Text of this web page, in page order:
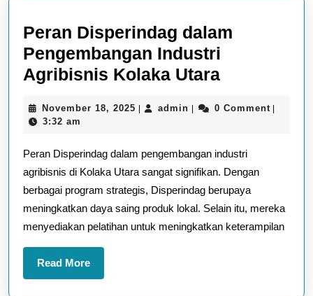
Peran Disperindag dalam
Pengembangan Industri
Agribisnis Kolaka UtaraPeran
dalam
Industri
Agribisnis
Kolaka
Utara
November 18, 2025 November
| admin admin
| 0 Comment |
3:32 am
Peran Disperindag dalam pengembangan industri
agribisnis di Kolaka Utara sangat signifikan. Dengan
berbagai program strategis, Disperindag berupaya
meningkatkan daya saing produk lokal. Selain itu, mereka
menyediakan pelatihan untuk meningkatkan keterampilan
Read MoreRead
More